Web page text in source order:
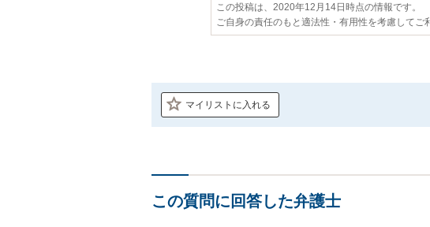
この投稿は、2020年12月14日時点の情報です。
ご自身の責任のもと適法性・有用性を考慮してご
マイリストに入れる
この質問に回答した弁護士